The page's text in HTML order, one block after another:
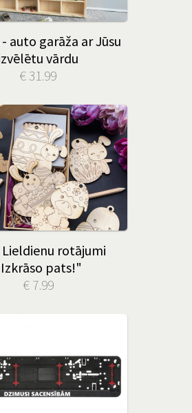
auto garāža ar Jūsu
vārdu
€ 31.99
Lieldienu rotājumi
pats!"
€ 7.99